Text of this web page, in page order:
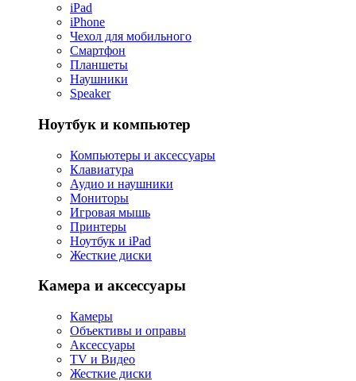
iPad
iPhone
Чехол для мобильного
Смартфон
Планшеты
Наушники
Speaker
Ноутбук и компьютер
Компьютеры и аксессуары
Клавиатура
Аудио и наушники
Мониторы
Игровая мышь
Принтеры
Ноутбук и iPad
Жесткие диски
Камера и аксессуары
Камеры
Объективы и оправы
Аксессуары
TV и Видео
Жесткие диски